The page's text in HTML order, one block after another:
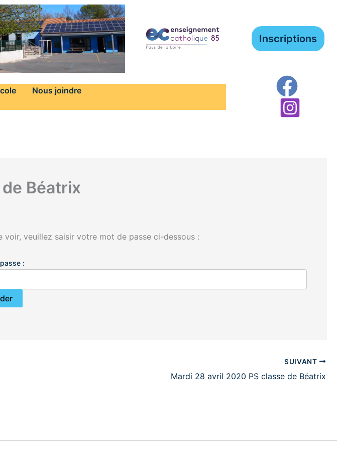
Inscriptions
Nous joindre
Béatrix
veuillez saisir votre mot de passe ci-dessous :
:
SUIVANT
Mardi 28 avril 2020 PS classe de Béatrix